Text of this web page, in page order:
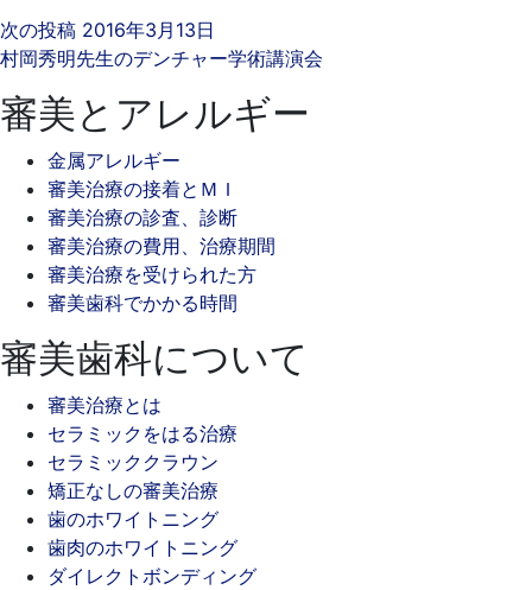
次の投稿 2016年3月13日
村岡秀明先生のデンチャー学術講演会
審美とアレルギー
金属アレルギー
審美治療の接着とＭＩ
審美治療の診査、診断
審美治療の費用、治療期間
審美治療を受けられた方
審美歯科でかかる時間
審美歯科について
審美治療とは
セラミックをはる治療
セラミッククラウン
矯正なしの審美治療
歯のホワイトニング
歯肉のホワイトニング
ダイレクトボンディング